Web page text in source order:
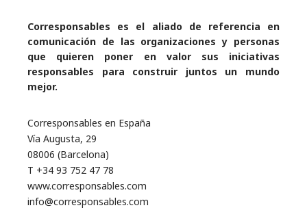
Corresponsables es el aliado de referencia en
comunicación de las organizaciones y personas
que quieren poner en valor sus iniciativas
responsables para construir juntos un mundo
mejor.
Corresponsables en España
Vía Augusta, 29
08006 (Barcelona)
T +34 93 752 47 78
www.corresponsables.com
info@corresponsables.com